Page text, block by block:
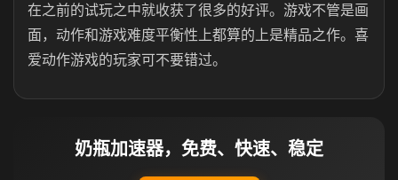
在之前的试玩之中就收获了很多的好评。游戏不管是画
面，动作和游戏难度平衡性上都算的上是精品之作。喜
爱动作游戏的玩家可不要错过。
奶瓶加速器，免费、快速、稳定